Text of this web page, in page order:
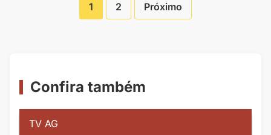
Paginação
1 2 Próximo
Confira também
TV AG